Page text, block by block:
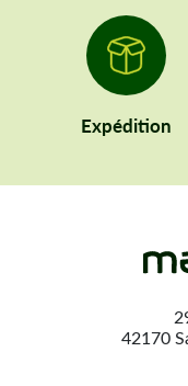
Expédition
42170